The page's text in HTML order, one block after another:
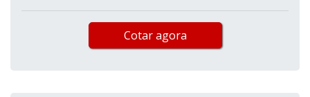
Cotar agora